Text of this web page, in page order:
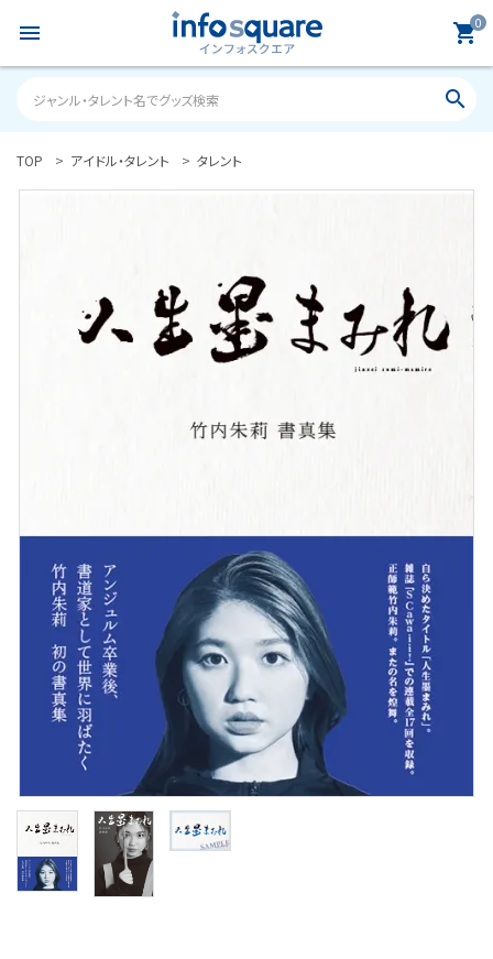
menu 0
shopping_cart
search
ログイン person 新規会員登録
声優グッズ
グラビア
アイドル・タレント
ロト・ナンバーズ書籍・グッズ
ご利用ガイド
TOP アイドル・タレント タレント